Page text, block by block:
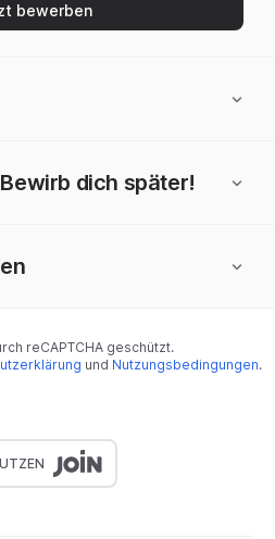
bewerben
dich später!
reCAPTCHA geschützt.
und Nutzungsbedingungen.